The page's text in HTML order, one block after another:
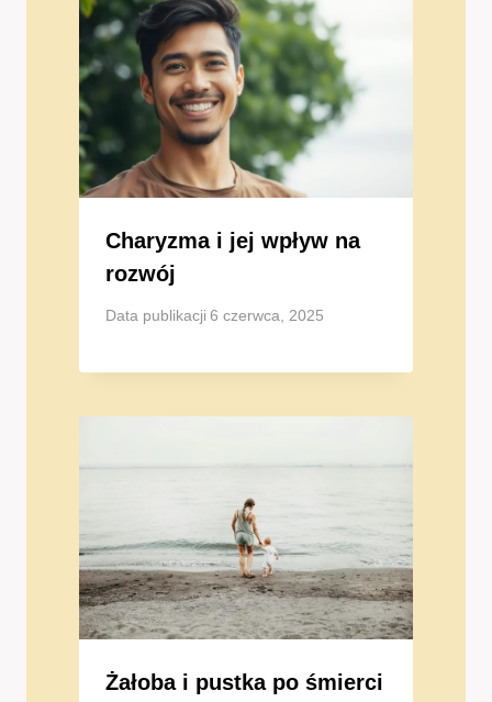
Charyzma i jej wpływ na
rozwój
Data publikacji 6 czerwca, 2025
Żałoba i pustka po śmierci